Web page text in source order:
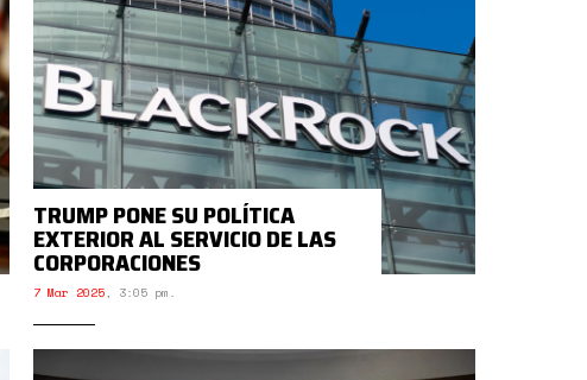
TRUMP PONE SU POLÍTICA
EXTERIOR AL SERVICIO DE LAS
CORPORACIONES
7 Mar 2025, 3:05 pm.